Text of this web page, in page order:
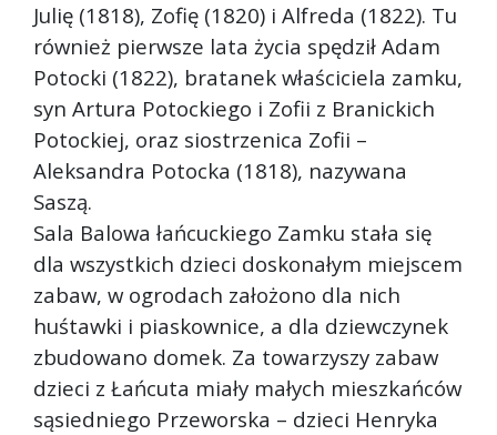
Julię (1818), Zofię (1820) i Alfreda (1822). Tu
również pierwsze lata życia spędził Adam
Potocki (1822), bratanek właściciela zamku,
syn Artura Potockiego i Zofii z Branickich
Potockiej, oraz siostrzenica Zofii –
Aleksandra Potocka (1818), nazywana
Saszą.
Sala Balowa łańcuckiego Zamku stała się
dla wszystkich dzieci doskonałym miejscem
zabaw, w ogrodach założono dla nich
huśtawki i piaskownice, a dla dziewczynek
zbudowano domek. Za towarzyszy zabaw
dzieci z Łańcuta miały małych mieszkańców
sąsiedniego Przeworska – dzieci Henryka